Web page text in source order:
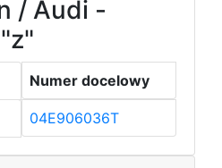
/ Audi -
Numer docelowy
04E906036T